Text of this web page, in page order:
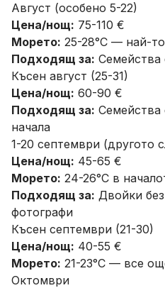
Август (особено 5-22)
Цена/нощ: 75-110 €
Морето: 25-28°C — най-
Подходящ за:
Късен август (25-31)
Цена/нощ: 60-90 €
Подходящ за: Семейства
начала
1-20 септември (другото
Цена/нощ: 45-65 €
Морето: 24-26°C в
Подходящ за: Двойки
фотографи
Късен септември (21-30)
Цена/нощ: 40-55 €
Морето: 21-23°C — все
Октомври